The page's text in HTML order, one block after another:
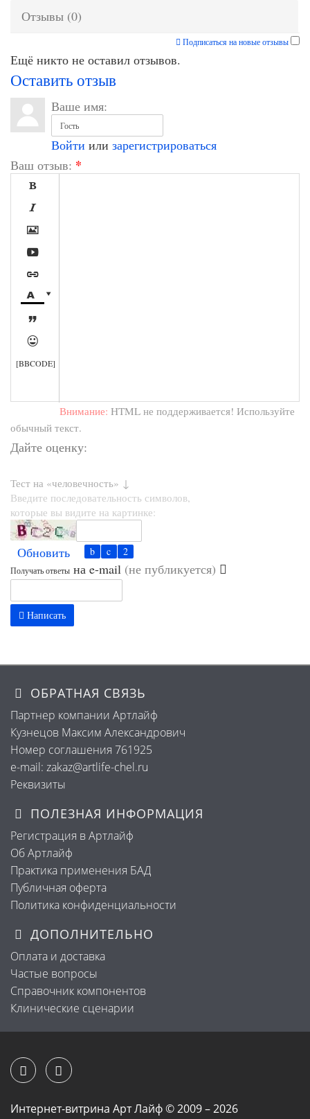
Отзывы (0)
Подписаться на новые отзывы
Ещё никто не оставил отзывов.
Оставить отзыв
Ваше имя:
Войти или зарегистрироваться
Ваш отзыв: *









[BBCODE]
Внимание: HTML не поддерживается! Используйте
обычный текст.
Дайте оценку:
Тест на «человечность» ↓
Введите последовательность символов,
которые вы видите на картинке:
Обновить
Получать ответы на e-mail (не публикуется)
Написать
ОБРАТНАЯ СВЯЗЬ
Партнер компании Артлайф
Кузнецов Максим Александрович
Номер соглашения 761925
e-mail: zakaz@artlife-chel.ru
Реквизиты
ПОЛЕЗНАЯ ИНФОРМАЦИЯ
Регистрация в Артлайф
Об Артлайф
Практика применения БАД
Публичная оферта
Политика конфиденциальности
ДОПОЛНИТЕЛЬНО
Оплата и доставка
Частые вопросы
Справочник компонентов
Клинические сценарии
Интернет-витрина Арт Лайф © 2009 – 2026